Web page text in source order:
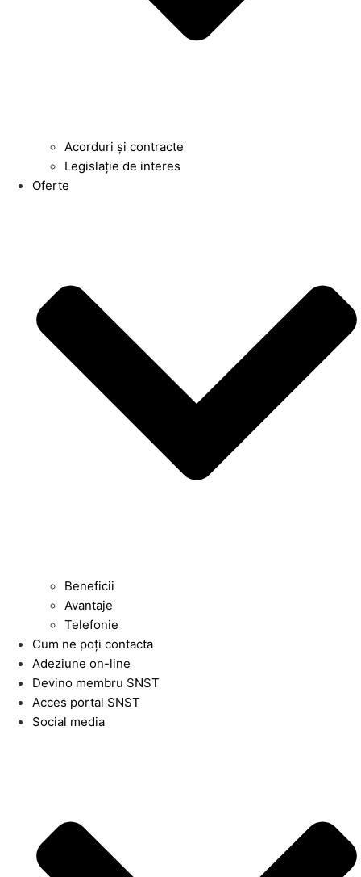
Acorduri și contracte
Legislație de interes
Oferte
Beneficii
Avantaje
Telefonie
Cum ne poți contacta
Adeziune on-line
Devino membru SNST
Acces portal SNST
Social media